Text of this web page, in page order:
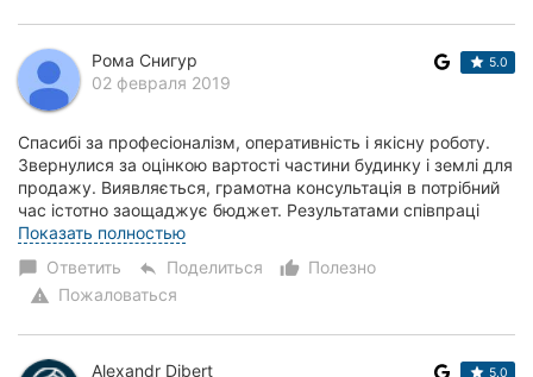
Рома Снигур
02 февраля 2019
5.0
Спасибі за професіоналізм, оперативність і якісну роботу.
Звернулися за оцінкою вартості частини будинку і землі для
продажу. Виявляється, грамотна консультація в потрібний
час істотно заощаджує бюджет. Результатами співпраці
залишилися задоволені. В...
Показать полностью
chat_bubble Ответить reply Поделиться thumb_up_alt
Полезно
warning Пожаловаться
Alexandr Dibert
5.0